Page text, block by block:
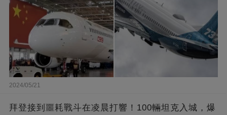
2024/05/21
拜登接到噩耗戰斗在凌晨打響！100輛坦克入城，爆